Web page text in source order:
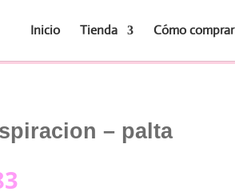
Inicio Tienda Cómo comprar
– palta